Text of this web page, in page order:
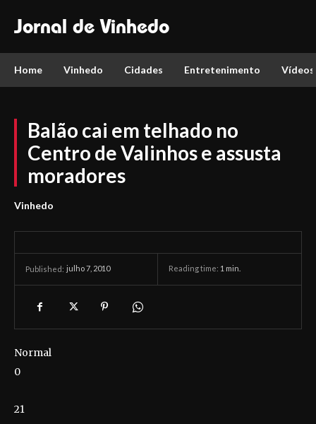
Jornal de Vinhedo
Home Vinhedo Cidades Entretenimento Vídeos
Balão cai em telhado no
Centro de Valinhos e assusta
moradores
Vinhedo
Published: julho 7, 2010 Reading time: 1 min.
Normal
0
21